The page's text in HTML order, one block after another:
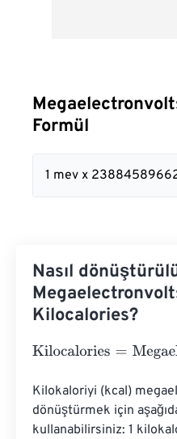
Formül
1 mev x
Nasıl
Kilocalories?
Kilocalories=
Kilokaloriyi (kcal)
dönüştürmek için
kullanabilirsiniz: 1